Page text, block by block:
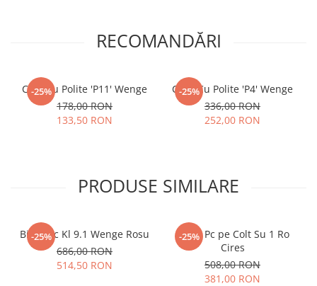
RECOMANDĂRI
-25%
Corp cu Polite 'P11' Wenge
178,00 RON
133,50 RON
-25%
Corp Cu Polite 'P4' Wenge
336,00 RON
252,00 RON
PRODUSE SIMILARE
-25%
Birou Pc Kl 9.1 Wenge Rosu
686,00 RON
514,50 RON
-25%
Birou Pc pe Colt Su 1 Ro
Cires
508,00 RON
381,00 RON